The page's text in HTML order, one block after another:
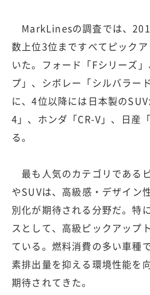
MarkLinesの調査では、
数上位3位まですべてピック
いた。フォード「Fシリーズ
プ」、シボレー「シルバラー
に、4位以降には日本製の
4」、ホンダ「CR-V」、日産
る。
最も人気のカテゴリである
やSUVは、高級感・デザイン
別化が期待される分野だ。特
スとして、高級ピックアップ
ている。燃料消費の多い車種
素排出量を抑える環境性能を
期待されてきた。